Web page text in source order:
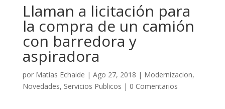
Llaman a licitación para
la compra de un camión
con barredora y
aspiradora
por Matías Echaide | Ago 27, 2018 | Modernizacion,
Novedades, Servicios Publicos | 0 Comentarios